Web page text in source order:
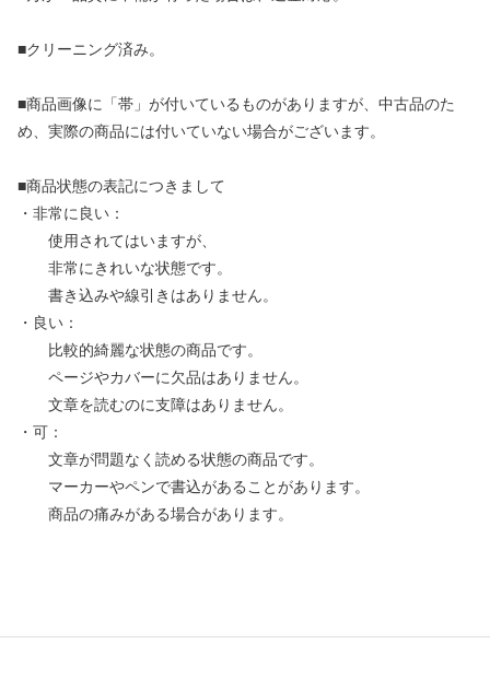
■クリーニング済み。
■商品画像に「帯」が付いているものがありますが、中古品のた
め、実際の商品には付いていない場合がございます。
■商品状態の表記につきまして
・非常に良い：
使用されてはいますが、
非常にきれいな状態です。
書き込みや線引きはありません。
・良い：
比較的綺麗な状態の商品です。
ページやカバーに欠品はありません。
文章を読むのに支障はありません。
・可：
文章が問題なく読める状態の商品です。
マーカーやペンで書込があることがあります。
商品の痛みがある場合があります。